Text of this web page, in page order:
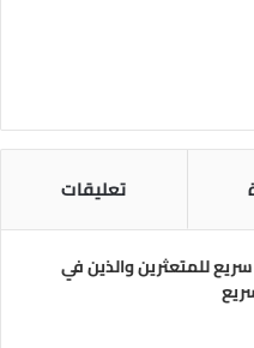
جيزان: احصل على دعمك
السعودية
تعليقات
للمتعثرين والذين في